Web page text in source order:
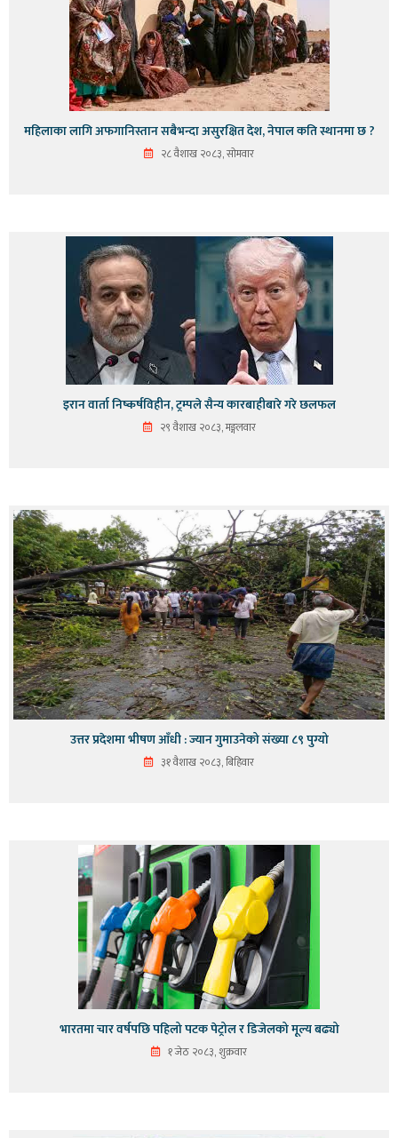
महिलाका लागि अफगानिस्तान सबैभन्दा असुरक्षित देश, नेपाल कति स्थानमा छ ?
२८ वैशाख २०८३, सोमवार
इरान वार्ता निष्कर्षविहीन, ट्रम्पले सैन्य कारबाहीबारे गरे छलफल
२९ वैशाख २०८३, मङ्गलवार
उत्तर प्रदेशमा भीषण आँधी : ज्यान गुमाउनेको संख्या ८९ पुग्यो
३१ वैशाख २०८३, बिहिवार
भारतमा चार वर्षपछि पहिलो पटक पेट्रोल र डिजेलको मूल्य बढ्यो
१ जेठ २०८३, शुक्रवार